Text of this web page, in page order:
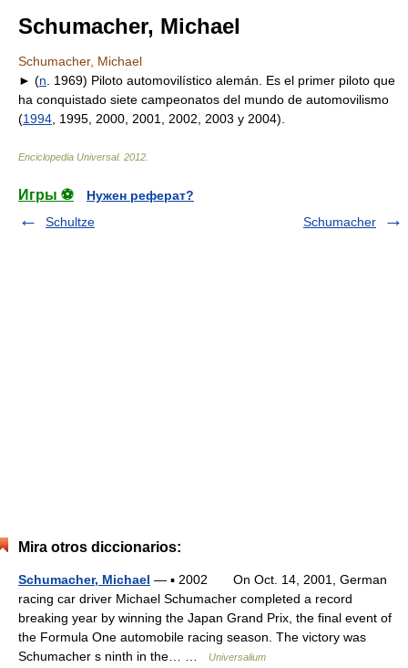
Schumacher, Michael
Schumacher, Michael
► (n . 1969) Piloto automovilístico alemán. Es el primer piloto que
ha conquistado siete campeonatos del mundo de automovilismo
(1994 , 1995, 2000, 2001, 2002, 2003 y 2004).
Enciclopedia Universal. 2012
Игры ⚽
Нужен реферат?
Schultze
Schumacher
Mira otros diccionarios:
Schumacher, Michael — ▪ 2002 On Oct. 14, 2001, German
racing car driver Michael Schumacher completed a record
breaking year by winning the Japan Grand Prix, the final event of
the Formula One automobile racing season. The victory was
Schumacher s ninth in the… …
Universalium